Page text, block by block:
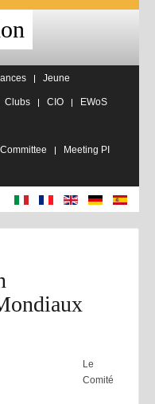
Jeune
Clubs CIO EWoS
Meeting PI
Le
Comité